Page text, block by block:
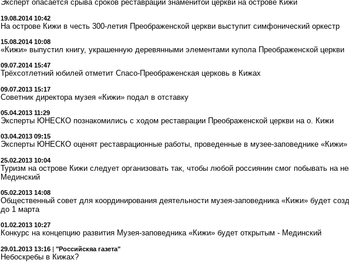
Эксперт опасается срыва сроков реставрации знаменитой церкви на острове Кижи
19.08.2014 10:42
На острове Кижи в честь 300-летия Преображенской церкви выступит симфонический оркестр
15.08.2014 10:08
«Кижи» выпустил книгу, украшенную деревянными элементами купола Преображенской церкви
09.07.2014 15:47
Трёхсотлетний юбилей отметит Спасо-Преображенская церковь в Кижах
09.07.2013 15:17
Советник директора музея «Кижи» подал в отставку
05.04.2013 11:29
Эксперты ЮНЕСКО познакомились с ходом реставрации Преображенской церкви на о. Кижи
03.04.2013 09:15
Эксперты ЮНЕСКО оценят реставрационные работы, проведенные в музее-заповеднике «Кижи»
25.02.2013 10:04
Туризм на острове Кижи следует организовать так, чтобы любой россиянин смог побывать на
Мединский
05.02.2013 14:08
Общественный совет для координирования деятельности музея-заповедника «Кижи» будет
до 1 марта
01.02.2013 10:27
Конкурс на концепцию развития Музея-заповедника «Кижи» будет открытым - Мединский
29.01.2013 13:16 | "Российскяа газета"
Небоскребы в Кижах?